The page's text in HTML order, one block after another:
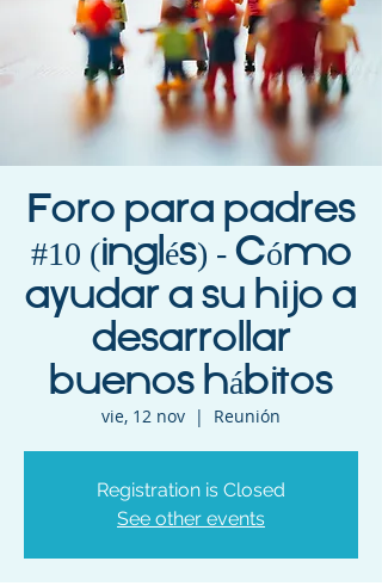
Foro para padres
#10 (inglés) - Cómo
ayudar a su hijo a
desarrollar
buenos hábitos
vie, 12 nov
  |
Reunión
Registration is Closed
See other events